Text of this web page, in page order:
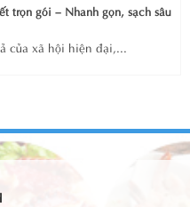
trọn gói – Nhanh gọn, sạch sâu
của xã hội hiện đại,...